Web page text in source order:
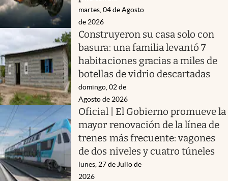
martes, 04 de Agosto
de 2026
Construyeron su casa solo con
basura: una familia levantó 7
habitaciones gracias a miles de
botellas de vidrio descartadas
domingo, 02 de
Agosto de 2026
Oficial | El Gobierno promueve la
mayor renovación de la línea de
trenes más frecuente: vagones
de dos niveles y cuatro túneles
lunes, 27 de Julio de
2026